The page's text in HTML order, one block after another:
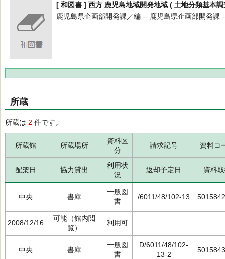
[ 和図書 ] 西方 鹿児島地域開発地域 ( 土地分類基本
鹿児島県企画部開発課／編 -- 鹿児島県企画部開発課
所蔵
所蔵は 2 件です。
所蔵館 所蔵場所
資料区
分
請求記号 資料コ
配架日 協力貸出
利用状
況
返却予定日 資料
中央 書庫
一般図
書
/6011/48/102-13
2008/12/16
可能（館内閲
覧）
利用可
中央 書庫
一般図
書
D/6011/48/102-
13-2